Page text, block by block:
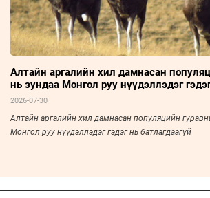
Алтайн аргалийн хил дамнасан
нь зундаа Монгол руу нүүдэллэдэг
2026-07-30
Алтайн аргалийн хил дамнасан популяцийн
Монгол руу нүүдэллэдэг гэдэг нь батлагдаагүй